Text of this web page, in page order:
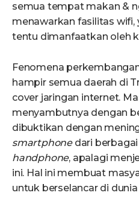
semua tempat makan &
menawarkan fasilitas
tentu dimanfaatkan oleh
Fenomena
hampir semua daerah di
cover jaringan internet.
menyambutnya dengan
dibuktikan dengan
smartphonedari
handphone, apalagi
ini. Hal ini membuat
untuk berselancar di